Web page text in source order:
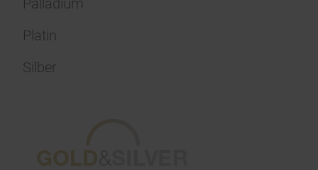
Platin
Silber